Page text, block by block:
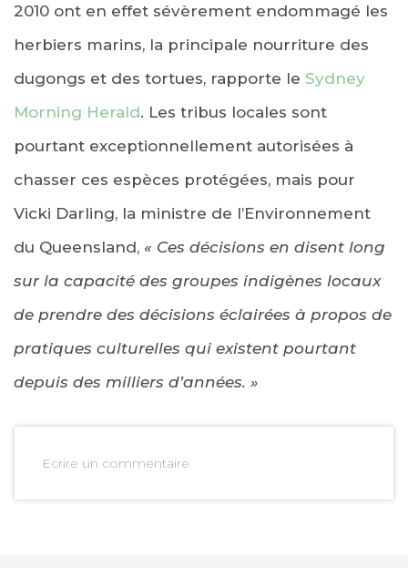
2010 ont en effet sévèrement endommagé les
herbiers marins, la principale nourriture des
dugongs et des tortues, rapporte le Sydney
Morning Herald. Les tribus locales sont
pourtant exceptionnellement autorisées à
chasser ces espèces protégées, mais pour
Vicki Darling, la ministre de l’Environnement
du Queensland, « Ces décisions en disent long
sur la capacité des groupes indigènes locaux
de prendre des décisions éclairées à propos de
pratiques culturelles qui existent pourtant
depuis des milliers d’années. »
Ecrire un commentaire